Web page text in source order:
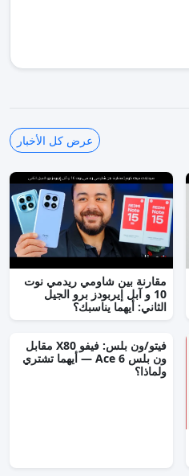
عرض كل الأخبار
مقارنة بين شاومي ريدمي نوت
10 و آبل إيربودز برو الجيل
الثاني: أيهما يناسبك؟
فيتو/ون بلس: فيفو X80 مقابل
ون بلس Ace 6 — أيهما تشتري
ولماذا؟